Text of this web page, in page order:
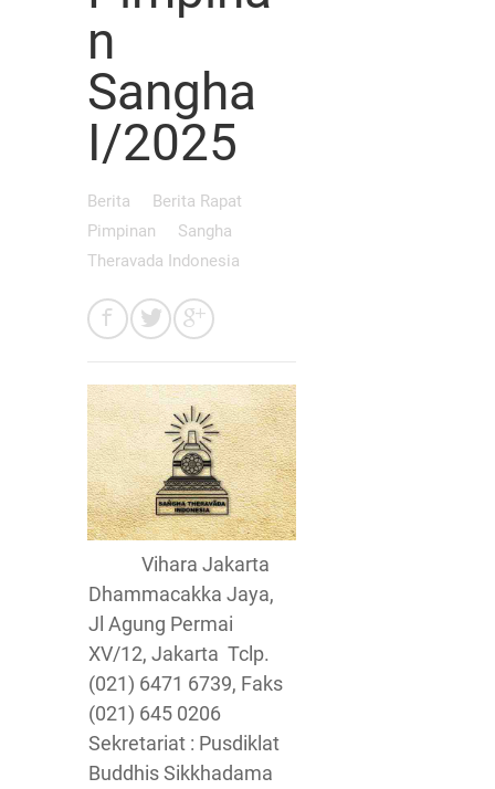
n
Sangha
I/2025
Berita
Berita Rapat
Pimpinan
Sangha
Theravada Indonesia
Vihara Jakarta
Dhammacakka Jaya,
Jl Agung Permai
XV/12, Jakarta Tclp.
(021) 6471 6739, Faks
(021) 645 0206
Sekretariat : Pusdiklat
Buddhis Sikkhadama